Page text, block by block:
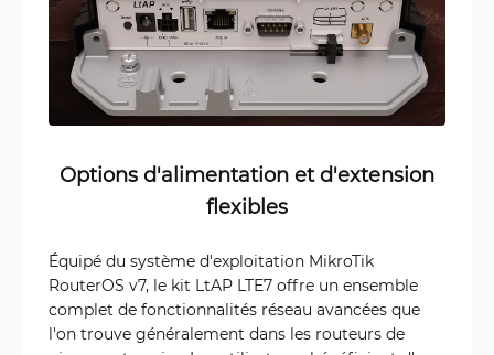
Options d'alimentation et d'extension
flexibles
Équipé du système d'exploitation MikroTik
RouterOS v7, le kit LtAP LTE7 offre un ensemble
complet de fonctionnalités réseau avancées que
l'on trouve généralement dans les routeurs de